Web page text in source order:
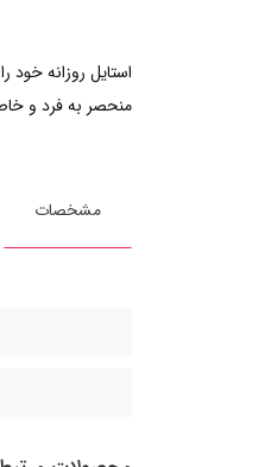
استایل روزانه خود
منحصر به فرد و
مشخصات